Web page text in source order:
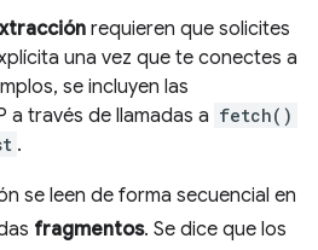
requieren que solicites
una vez que te conectes a
se incluyen las
a través de llamadas a fetch()
.
se leen de forma secuencial en
fragmentos. Se dice que los